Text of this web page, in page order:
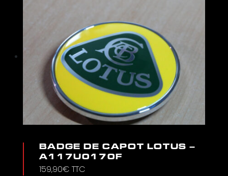
BADGE DE CAPOT LOTUS –
A117U0170F
159,90€TTC